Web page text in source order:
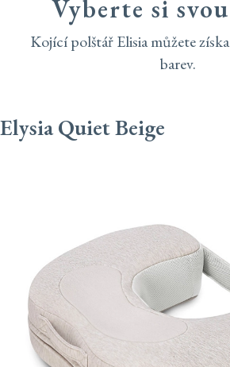
Vyberte si
Kojící polštář Elisia můžete
barev.
Elysia Quiet Beige